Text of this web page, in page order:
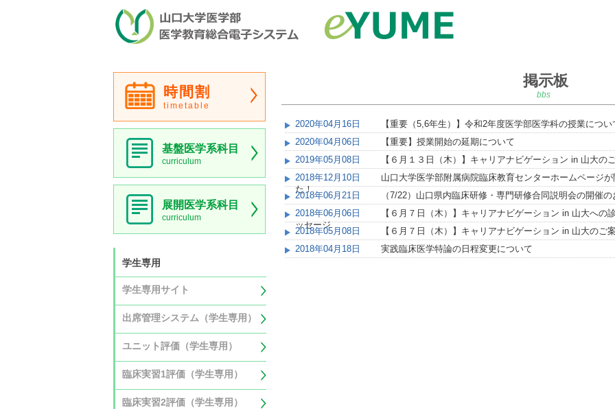
時間割
timetable
基盤医学系科目
curriculum
展開医学系科目
curriculum
学生専用
学生専用サイト
出席管理システム（学生専用）
ユニット評価（学生専用）
臨床実習1評価（学生専用）
臨床実習2評価（学生専用）
掲示板
bbs
2020年04月16日
【重要（5,6年生）】令和2年度医学部医学科の授業につい
2020年04月06日
【重要】授業開始の延期について
2019年05月08日
【６月１３日（木）】キャリアナビゲーション in 山大の
2018年12月10日
山口大学医学部附属病院臨床教育センターホームページが
た！
2018年06月21日
（7/22）山口県内臨床研修・専門研修合同説明会の開催の
2018年06月06日
【６月７日（木）】キャリアナビゲーション in 山大への
ッセージ
2018年05月08日
【６月７日（木）】キャリアナビゲーション in 山大のご
2018年04月18日
実践臨床医学特論の日程変更について